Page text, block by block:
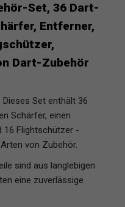
Set, 36 Dart-
Entferner,
Dart-Zubehör
Set enthält 36
Schärfer, einen
16 Flightschützer -
von Zubehör.
sind aus langlebigen
eine zuverlässige